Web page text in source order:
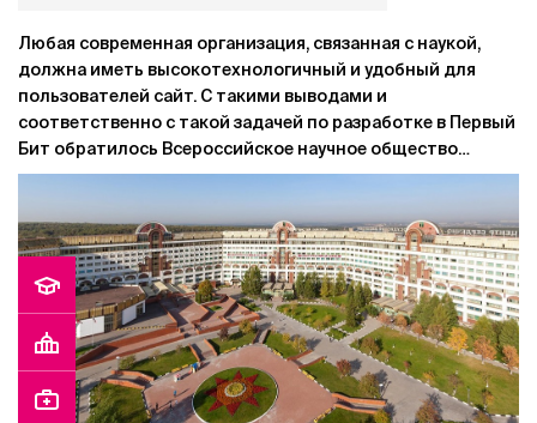
Любая современная организация, связанная с наукой,
должна иметь высокотехнологичный и удобный для
пользователей сайт. С такими выводами и
соответственно с такой задачей по разработке в Первый
Бит обратилось Всероссийское научное общество
специалистов по клинической электрофизиологии,